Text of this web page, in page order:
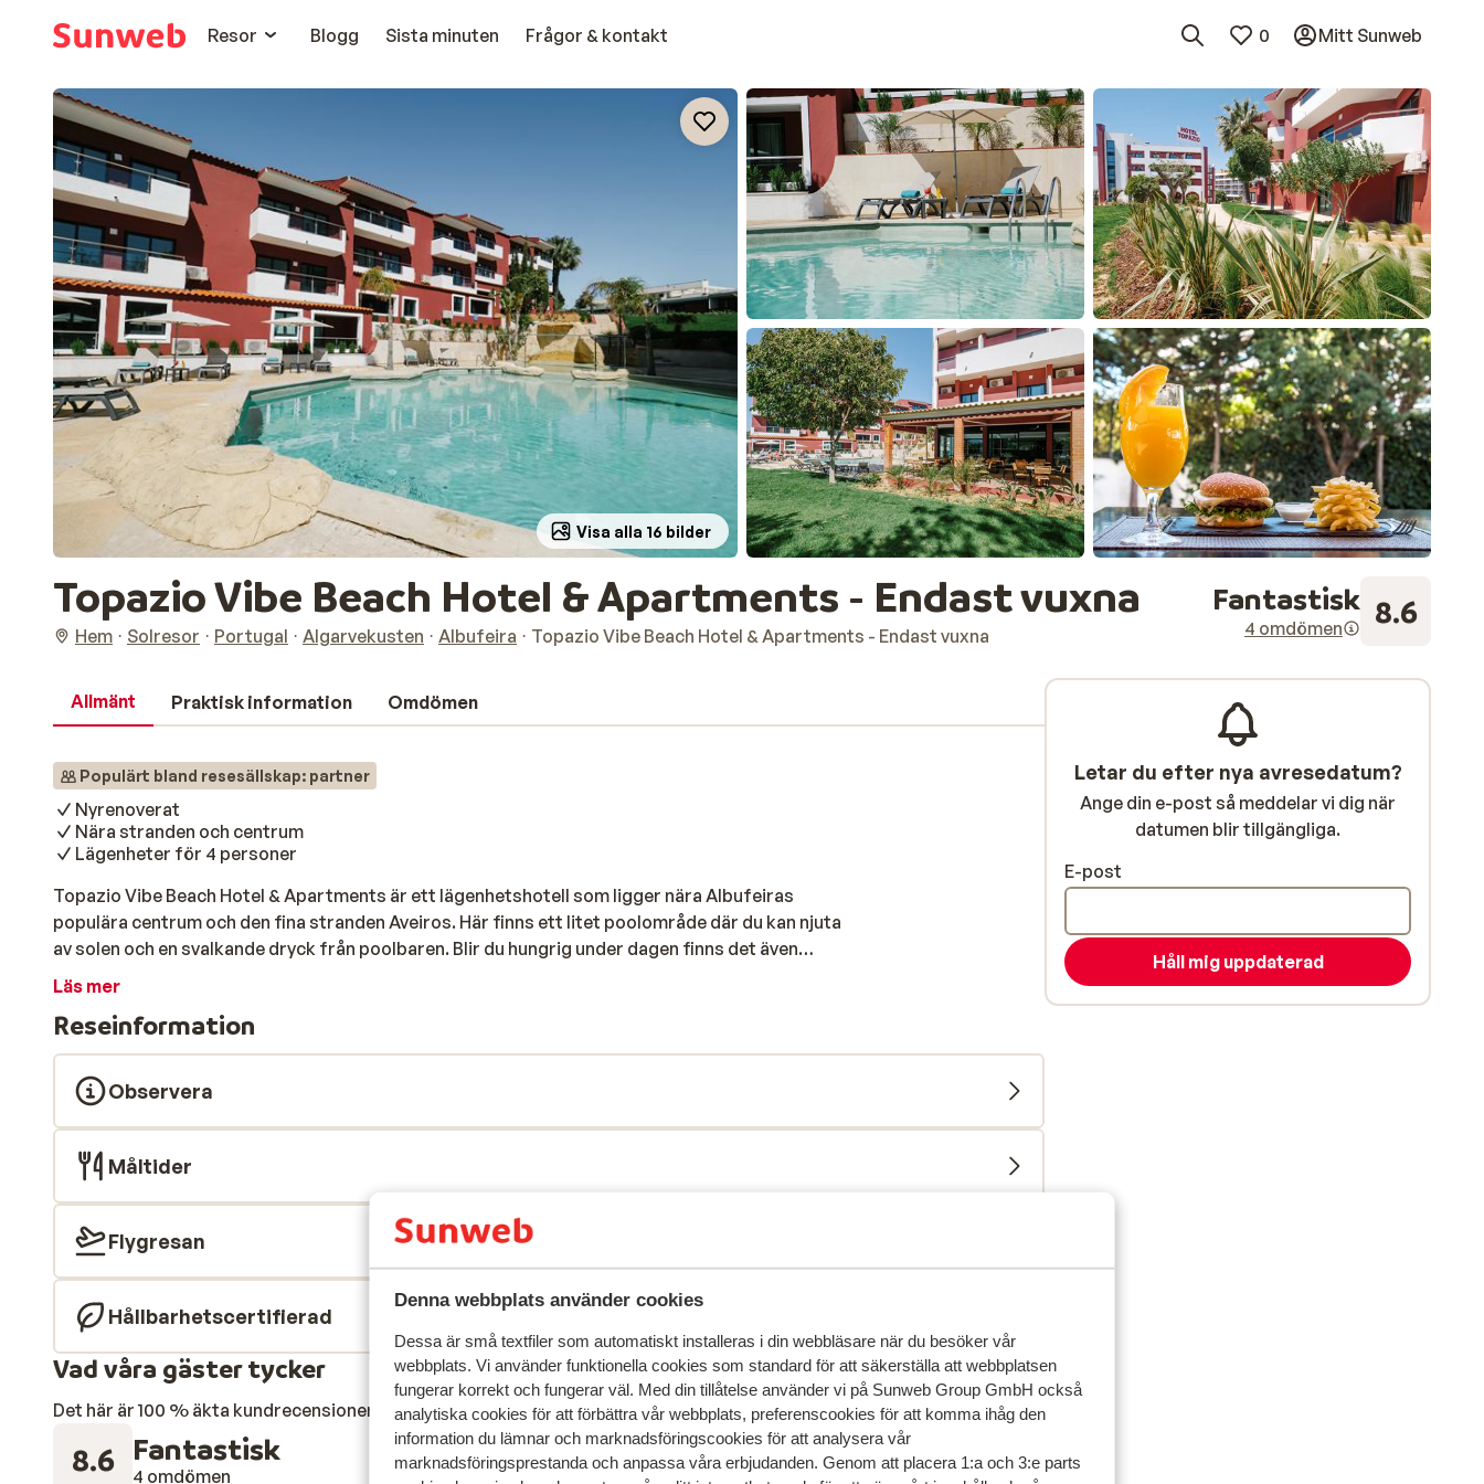
Denna webbplats använder cookies
Dessa är små textfiler som automatiskt installeras i din webbläsare när du besöker vår
webbplats. Vi använder funktionella cookies som standard för att säkerställa att webbplatsen
fungerar korrekt och fungerar väl. Med din tillåtelse använder vi på Sunweb Group GmbH också
analytiska cookies för att förbättra vår webbplats, preferenscookies för att komma ihåg den
information du lämnar och marknadsföringscookies för att analysera vår
marknadsföringsprestanda och anpassa våra erbjudanden. Genom att placera 1:a och 3:e parts
Resor
Blogg Sista minuten Frågor & kontakt 0 Mitt Sunweb
Visa alla 16 bilder
Topazio Vibe Beach Hotel & Apartments - Endast vuxna
Hem Solresor Portugal Algarvekusten Albufeira Topazio Vibe Beach Hotel & Apartments - Endast vuxna
Fantastisk
4 omdömen 8.6
Allmänt Praktisk information Omdömen
Populärt bland resesällskap: partner
Nyrenoverat
Nära stranden och centrum
Lägenheter för 4 personer
Topazio Vibe Beach Hotel & Apartments är ett lägenhetshotell som ligger nära Albufeiras
populära centrum och den fina stranden Aveiros. Här finns ett litet poolområde där du kan njuta
av solen och en svalkande dryck från poolbaren. Blir du hungrig under dagen finns det även
snacks. I närområdet hittar du flera restauranger och en livsmedelsaffär. Du bor i enkelt men
ingår inga måltider men det är möjligt att boka med frukost. Vi rekommenderar Topazio Vibe
Beach Hotel & Apartments för par och vuxna med äldre barn som söker en avkopplande
semester med nära till det mesta i Albufeira.
Läs mer
Reseinformation
Observera
Måltider
Flygresan
Hållbarhetscertifierad
Vad våra gäster tycker
Det här är 100 % äkta kundrecensioner som verkligen speglar deras upplevelser av vår produkt.Mer om recensioner
8.6 Fantastisk
4 omdömen Mest bokad av partner
Letar du efter nya avresedatum?
Ange din e-post så meddelar vi dig när
datumen blir tillgängliga.
E-post
Håll mig uppdaterad